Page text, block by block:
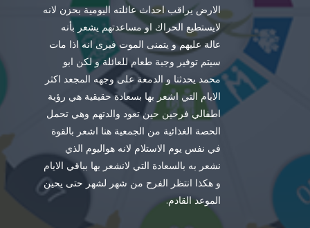
الارض يراقب احداث عائلته اليومية بحزن لانه
لايستطيع الحراك او مساعدتهم يشعر بأنه
عالة عليهم و يتمنى الموت فيرى انه اذا مات
سيتم توفير وجبة طعام للعائلة و لكن ابو
محمد يحدثنا و الدمعة على وجهه المجعد اكثر
الايام التي اشعر بها بسعادة حقيقية هي رؤية
اطفالي فرحين حين تعود والدتهم وهي تحمل
الحصة الغذائية من الجمعية هنا اشعر بالقوة
في نفس يوم الاستلام لانه هواليوم الذي
نشعر به بالسعادة التي لانشعر بها بباقي الايام
و هكذا انتظر الفرح من شهر لشهر حتى يحين
الموعد القادم.